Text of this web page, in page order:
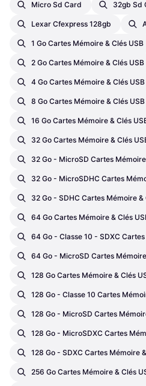
Micro Sd Card 32gb Sd
Lexar Cfexpress 128gb
1 Go Cartes Mémoire & Clés USB
2 Go Cartes Mémoire & Clés USB
4 Go Cartes Mémoire & Clés USB
8 Go Cartes Mémoire & Clés USB
16 Go Cartes Mémoire & Clés
32 Go Cartes Mémoire & Clés
32 Go - MicroSD Cartes
32 Go - MicroSDHC Cartes
32 Go - SDHC Cartes Mémoire &
64 Go Cartes Mémoire & Clés
64 Go - Classe 10 - SDXC
64 Go - MicroSD Cartes
128 Go Cartes Mémoire & Clés
128 Go - Classe 10 Cartes
128 Go - MicroSD Cartes
128 Go - MicroSDXC Cartes
128 Go - SDXC Cartes Mémoire
256 Go Cartes Mémoire & Clés